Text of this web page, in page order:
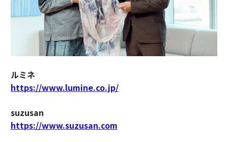
ルミネ
https://www.lumine.co.jp/
suzusan
https://www.suzusan.com